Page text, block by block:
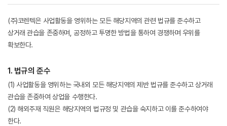
(주)코렌텍은 사업활동을 영위하는 모든 해당지역의 관련 법규를 준수하고
상거래 관습을 존중하며, 공정하고 투명한 방법을 통하여 경쟁하며 우위를
확보한다.
1. 법규의 준수
(1) 사업활동을 영위하는 국내외 모든 해당지역의 제반 법규를 준수하고 상거래
관습을 존중하여 상업을 수행한다.
(2) 해외주재 직원은 해당지역의 법규정 및 관습을 숙지하고 이를 준수하여야
한다.